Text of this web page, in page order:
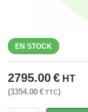
EN STOCK
2795.00 € HT
3354.00 €TTC